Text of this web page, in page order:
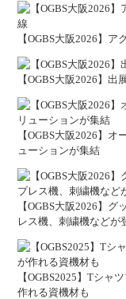
【OGBS大阪2026】
【OGBS大阪2026】
【OGBS大阪2026】
ューションが集結
【OGBS大阪2026】
レス機、刺繍機などが
【OGBS2025】Tシャ
作れる資機材も